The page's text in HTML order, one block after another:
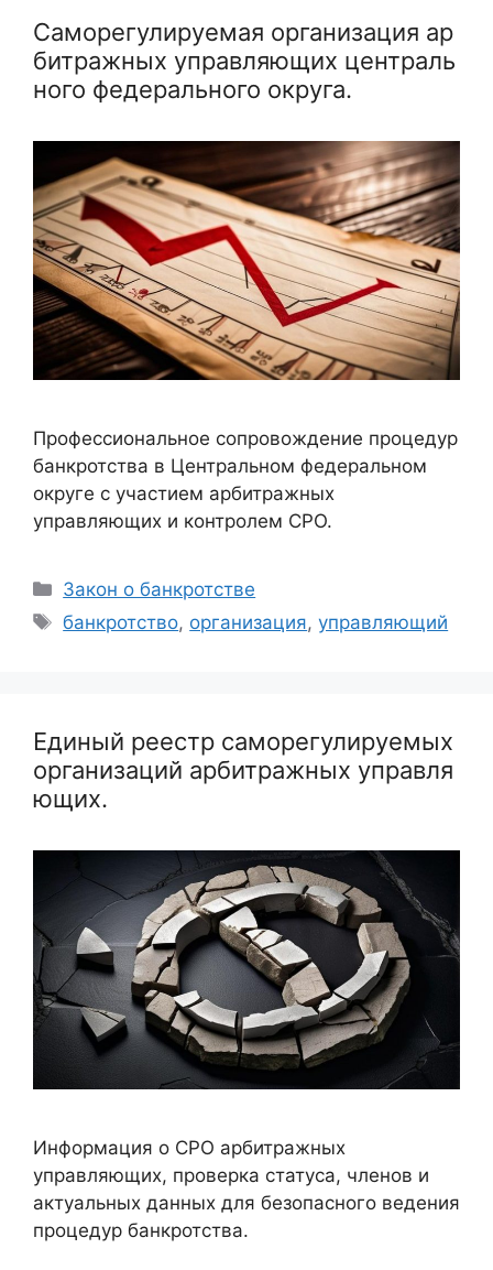
Саморегулируемая организация ар
битражных управляющих централь
ного федерального округа.
Профессиональное сопровождение процедур
банкротства в Центральном федеральном
округе с участием арбитражных
управляющих и контролем СРО.
Рубрики
Закон о банкротстве
Метки
банкротство, организация,управляющий
Единый реестр саморегулируемых
организаций арбитражных управля
ющих.
Информация о СРО арбитражных
управляющих, проверка статуса, членов и
актуальных данных для безопасного ведения
процедур банкротства.